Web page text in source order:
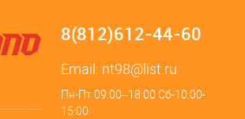
8(812)612-44-60
Email: nt98@list.ru
Пн-Пт 09:00–18:00 Сб-10:00-
15:00